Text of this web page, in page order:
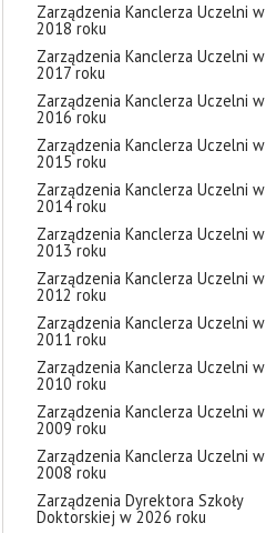
Zarządzenia Kanclerza Uczelni w
2018 roku
Zarządzenia Kanclerza Uczelni w
2017 roku
Zarządzenia Kanclerza Uczelni w
2016 roku
Zarządzenia Kanclerza Uczelni w
2015 roku
Zarządzenia Kanclerza Uczelni w
2014 roku
Zarządzenia Kanclerza Uczelni w
2013 roku
Zarządzenia Kanclerza Uczelni w
2012 roku
Zarządzenia Kanclerza Uczelni w
2011 roku
Zarządzenia Kanclerza Uczelni w
2010 roku
Zarządzenia Kanclerza Uczelni w
2009 roku
Zarządzenia Kanclerza Uczelni w
2008 roku
Zarządzenia Dyrektora Szkoły
Doktorskiej w 2026 roku